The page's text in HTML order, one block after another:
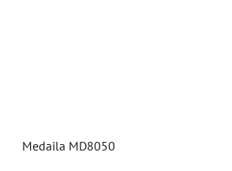
Medaila MD8050